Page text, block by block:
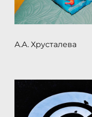
А.А. Хрусталева